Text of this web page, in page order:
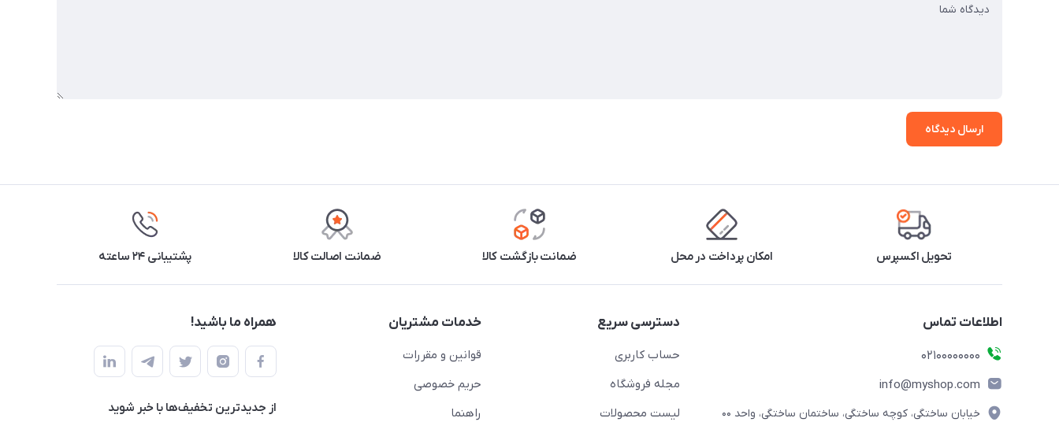
ارسال دیدگاه
تحویل اکسپرس امکان پرداخت در محل ضمانت بازگشت کالا ضمانت اصالت کالا پشتیبانی ۲۴ ساعته
اطلاعات تماس
۰۲۱۰۰۰۰۰۰۰۰
info@myshop.com
خیابان ساختگی، کوچه ساختگی، ساختمان ساختگی، واحد ۰۰
دسترسی سریع
حساب کاربری
مجله فروشگاه
لیست محصولات
خدمات مشتریان
قوانین و مقررات
حریم خصوصی
راهنما
همراه ما باشید!
از جدید‌ترین تخفیف‌ها با‌ خبر شوید